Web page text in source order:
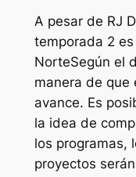
A pesar de RJ
temporada 2
NorteSegún el
manera de que
avance. Es
la idea de
los programas,
proyectos